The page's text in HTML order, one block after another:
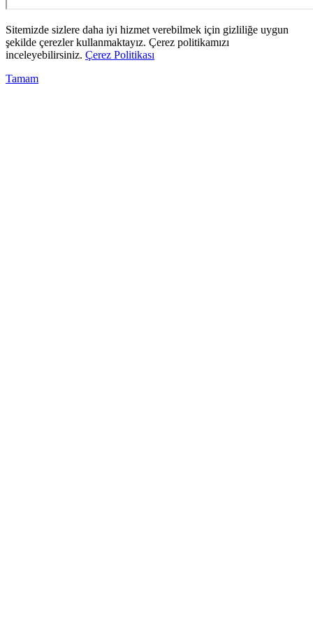
Sitemizde sizlere daha iyi hizmet verebilmek için gizliliğe uygun
şekilde çerezler kullanmaktayız. Çerez politikamızı
inceleyebilirsiniz. Çerez Politikası
Tamam